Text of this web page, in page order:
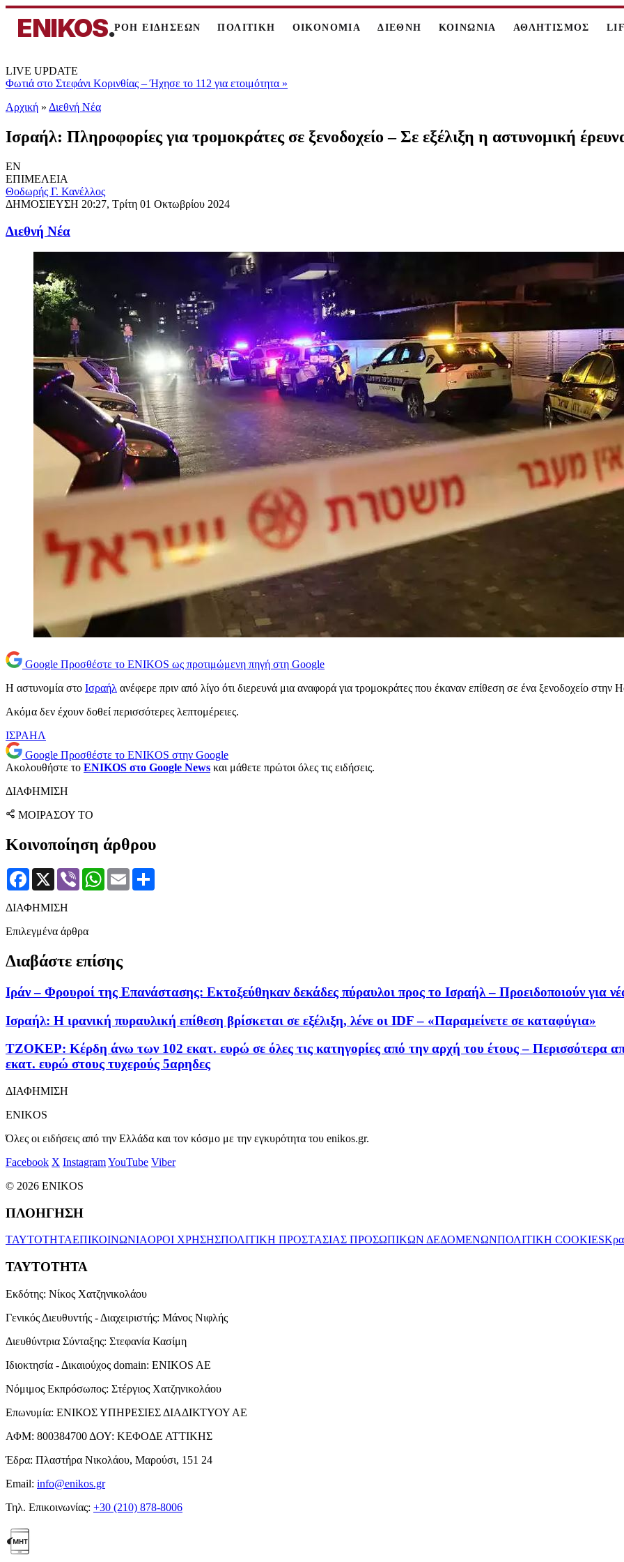
ENIKOS.ΡΟΗ ΕΙΔΗΣΕΩΝ ΠΟΛΙΤΙΚΗ ΟΙΚΟΝΟΜΙΑ ΔΙΕΘΝΗ ΚΟΙΝΩΝΙΑ ΑΘΛΗΤΙΣΜΟΣ
LIVE UPDATE
Φωτιά στο Στεφάνι Κορινθίας – Ήχησε το 112 για ετοιμότητα »
Αρχική » Διεθνή Νέα
Ισραήλ: Πληροφορίες για τρομοκράτες σε ξενοδοχείο – Σε εξέλιξη η αστυνομική
EN
ΕΠΙΜΕΛΕΙΑ
Θοδωρής Γ. Κανέλλος
ΔΗΜΟΣΙΕΥΣΗ 20:27, Τρίτη 01 Οκτωβρίου 2024
Διεθνή Νέα
Google Προσθέστε το ENIKOS ως προτιμώμενη πηγή στη Google
Η αστυνομία στο Iσραήλ ανέφερε πριν από λίγο ότι διερευνά μια αναφορά για τρομοκράτες που έκαναν επίθεση σε ένα ξενοδοχείο στην
Ακόμα δεν έχουν δοθεί περισσότερες λεπτομέρειες.
ΙΣΡΑΗΛ
Google Προσθέστε το ENIKOS στην Google
Ακολουθήστε το ENIKOS στο Google News και μάθετε πρώτοι όλες τις ειδήσεις.
ΔΙΑΦΗΜΙΣΗ
ΜΟΙΡΑΣΟΥ ΤΟ
Κοινοποίηση άρθρου
Facebook
X Viber WhatsApp
Email
ΔΙΑΦΗΜΙΣΗ
Επιλεγμένα άρθρα
Διαβάστε επίσης
Ιράν – Φρουροί της Επανάστασης: Εκτοξεύθηκαν δεκάδες πύραυλοι προς το Ισραήλ – Προειδοποιούν για
Ισραήλ: Η ιρανική πυραυλική επίθεση βρίσκεται σε εξέλιξη, λένε οι IDF – «Παραμείνετε σε καταφύγια»
ΤΖΟΚΕΡ: Κέρδη άνω των 102 εκατ. ευρώ σε όλες τις κατηγορίες από την αρχή του έτους – Περισσότερα
εκατ. ευρώ στους τυχερούς 5αρηδες
ΔΙΑΦΗΜΙΣΗ
ENIKOS
Όλες οι ειδήσεις από την Ελλάδα και τον κόσμο με την εγκυρότητα του enikos.gr.
Facebook X InstagramYouTube Viber
© 2026 ENIKOS
ΠΛΟΗΓΗΣΗ
ΤΑΥΤΟΤΗΤΑΕΠΙΚΟΙΝΩΝΙΑΟΡΟΙ ΧΡΗΣΗΣΠΟΛΙΤΙΚΗ ΠΡΟΣΤΑΣΙΑΣ ΠΡΟΣΩΠΙΚΩΝ ΔΕΔΟΜΕΝΩΝΠΟΛΙΤΙΚΗ COOKIES
ΤΑΥΤΟΤΗΤΑ
Εκδότης: Νίκος Χατζηνικολάου
Γενικός Διευθυντής - Διαχειριστής: Μάνος Νιφλής
Διευθύντρια Σύνταξης: Στεφανία Κασίμη
Ιδιοκτησία - Δικαιούχος domain: ENIKOS AE
Νόμιμος Εκπρόσωπος: Στέργιος Χατζηνικολάου
Επωνυμία: ΕΝΙΚΟΣ ΥΠΗΡΕΣΙΕΣ ΔΙΑΔΙΚΤΥΟΥ ΑΕ
ΑΦΜ: 800384700 ΔΟΥ: ΚΕΦΟΔΕ ΑΤΤΙΚΗΣ
Έδρα: Πλαστήρα Νικολάου, Μαρούσι, 151 24
Email: info@enikos.gr
Τηλ. Επικοινωνίας: +30 (210) 878-8006